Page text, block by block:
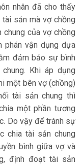
nhân đã cho thấy
sản mà vợ chồng
của vợ chồng
phán vận dụng dựa
đảm bảo sự bình
Khi áp dụng
một bên vợ (chồng)
tài sản chung thì
một phần tương
Do vậy để tránh sự
chia tài sản chung
bình giữa vợ và
định đoạt tài sản